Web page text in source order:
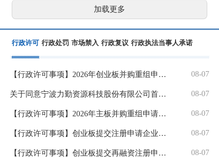
加载更多
行政许可 行政处罚 市场禁入 行政复议 行政执法当事人承诺
【行政许可事项】2026年创业板并购重组申请注册企业基本情况公示 08-07
关于同意宁波力勤资源科技股份有限公司首次公开发行股票注册的批复 08-07
【行政许可事项】2026年主板并购重组申请注册企业基本情况公示 08-07
【行政许可事项】创业板提交注册申请企业基本情况 08-07
【行政许可事项】创业板提交再融资注册申请企业基本情况 08-07